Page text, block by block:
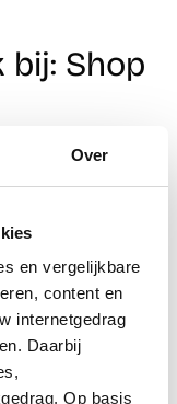
Over
en vergelijkbare
content en
internetgedrag
Daarbij
Op basis
bij: Shop